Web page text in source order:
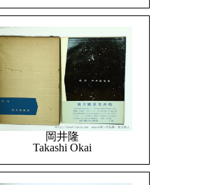
岡井隆
Takashi Okai